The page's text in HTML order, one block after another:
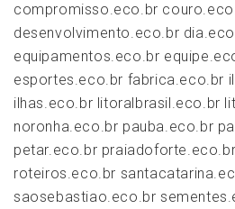
compromisso.eco.br
desenvolvimento.eco.br
equipamentos.eco.br
esportes.eco.br fabrica.eco.br
ilhas.eco.br litoralbrasil.eco.br
noronha.eco.br pauba.eco.br
petar.eco.br
roteiros.eco.br
saosebastiao.eco.br